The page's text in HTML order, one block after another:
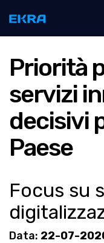
Priorità
servizi
decisivi
Paese
Focus su
Data: 22-07-